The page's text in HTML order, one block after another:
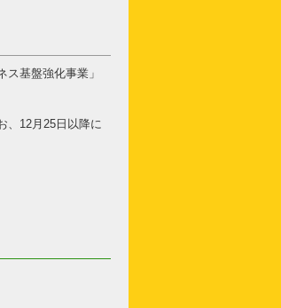
基盤強化事業」
、12月25日以降に